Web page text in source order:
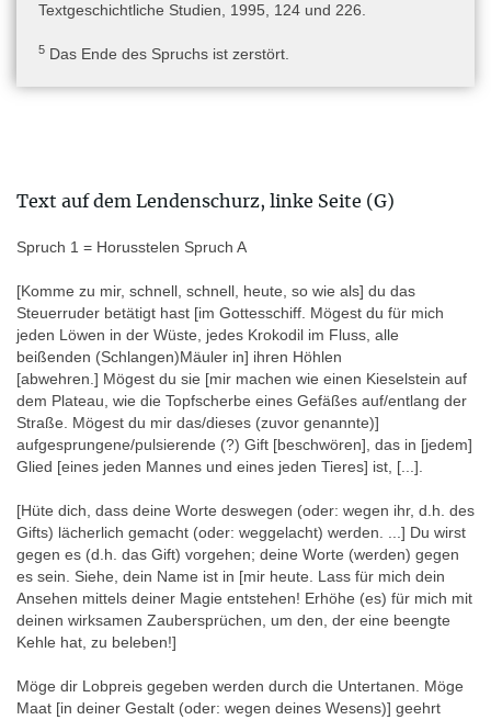
www.trismegistos.org/text/90405(Zugriff 22.04.2024)
Autoren (Metadaten)
Textgeschichtliche Studien, 1995, 124 und 226.
5 Das Ende des Spruchs ist zerstört.
Text auf dem Lendenschurz, linke Seite (G)
Spruch 1 = Horusstelen Spruch A
[Komme zu mir, schnell, schnell, heute, so wie als] du das
Steuerruder betätigt hast [im Gottesschiff. Mögest du für mich
jeden Löwen in der Wüste, jedes Krokodil im Fluss, alle
beißenden (Schlangen)Mäuler in] ihren Höhlen
[abwehren.] Mögest du sie [mir machen wie einen Kieselstein auf
dem Plateau, wie die Topfscherbe eines Gefäßes auf/entlang der
Straße. Mögest du mir das/dieses (zuvor genannte)]
aufgesprungene/pulsierende (?) Gift [beschwören], das in [jedem]
Glied [eines jeden Mannes und eines jeden Tieres] ist, [...].
[Hüte dich, dass deine Worte deswegen (oder: wegen ihr, d.h. des
Gifts) lächerlich gemacht (oder: weggelacht) werden. ...] Du wirst
gegen es (d.h. das Gift) vorgehen; deine Worte (werden) gegen
es sein. Siehe, dein Name ist in [mir heute. Lass für mich dein
Ansehen mittels deiner Magie entstehen! Erhöhe (es) für mich mit
deinen wirksamen Zaubersprüchen, um den, der eine beengte
Kehle hat, zu beleben!]
Möge dir Lobpreis gegeben werden durch die Untertanen. Möge
Maat [in deiner Gestalt (oder: wegen deines Wesens)] geehrt